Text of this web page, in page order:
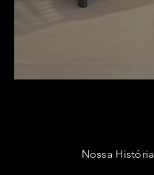
Nossa História